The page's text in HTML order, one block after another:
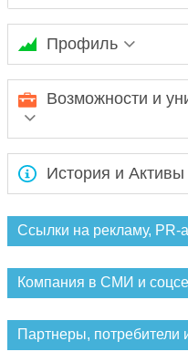
Профиль
ГК «Сити Проект»
горизонтальных и
подземного и наземного
Возможности и
Ожидается заполнение
История и Активы
Ссылки на рекламу, PR-
Компания в СМИ и
Партнеры, потребители